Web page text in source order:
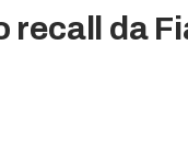
recall da